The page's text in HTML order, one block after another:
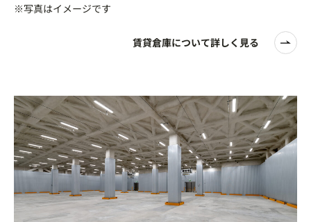
※写真はイメージです
賃貸倉庫について詳しく見る